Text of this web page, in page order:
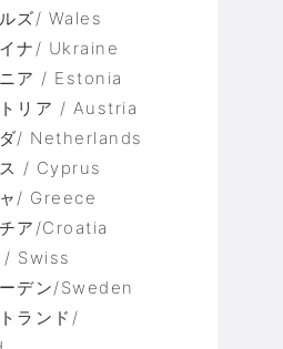
ズ/ Wales
ナ/ Ukraine
ア / Estonia
リア / Austria
/ Netherlands
/ Cyprus
/ Greece
ア/Croatia
/ Swiss
デン/Sweden
ランド/